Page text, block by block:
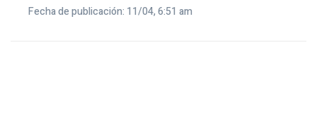
Fecha de publicación: 11/04, 6:51 am